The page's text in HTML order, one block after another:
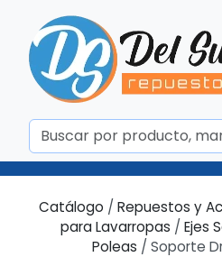
Catálogo / Repuestos y
para Lavarropas / Ejes
Poleas / Soporte